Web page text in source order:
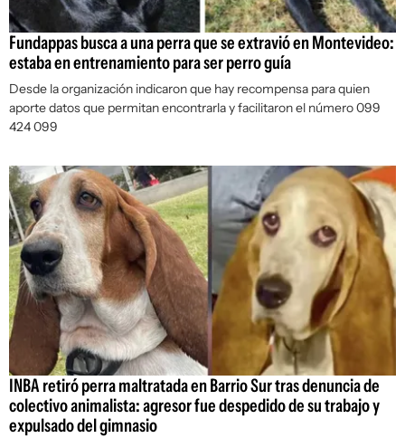
Fundappas busca a una perra que se extravió en Montevideo:
estaba en entrenamiento para ser perro guía
Desde la organización indicaron que hay recompensa para quien
aporte datos que permitan encontrarla y facilitaron el número 099
424 099
INBA retiró perra maltratada en Barrio Sur tras denuncia de
colectivo animalista: agresor fue despedido de su trabajo y
expulsado del gimnasio